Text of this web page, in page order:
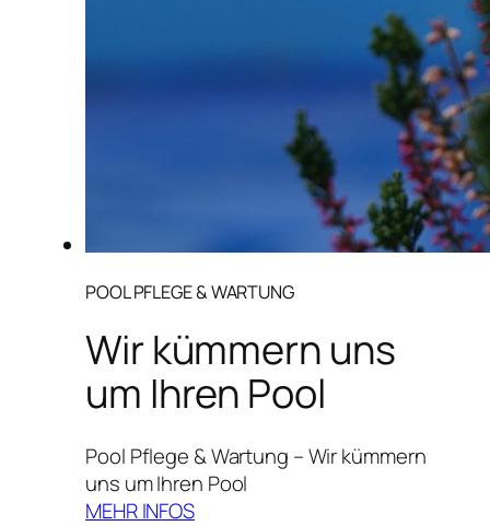
POOL PFLEGE & WARTUNG
Wir kümmern uns
um Ihren Pool
Pool Pflege & Wartung – Wir kümmern
uns um Ihren Pool
MEHR INFOS